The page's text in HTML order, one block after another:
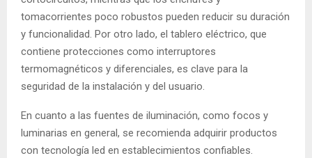
tomacorrientes poco robustos pueden reducir su duración
y funcionalidad. Por otro lado, el tablero eléctrico, que
contiene protecciones como interruptores
termomagnéticos y diferenciales, es clave para la
seguridad de la instalación y del usuario.
En cuanto a las fuentes de iluminación, como focos y
luminarias en general, se recomienda adquirir productos
con tecnología led en establecimientos confiables.